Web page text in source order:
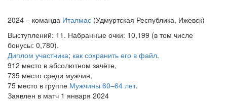
2024 – команда Италмас (Удмуртская Республика, Ижевск)
Выступлений: 11. Набранные очки: 10,199 (в том числе
бонусы: 0,780).
Диплом участника; как сохранить его в файл.
912 место в абсолютном зачёте,
735 место среди мужчин,
75 место в группе Мужчины 60–64 лет.
Заявлен в матч 1 января 2024